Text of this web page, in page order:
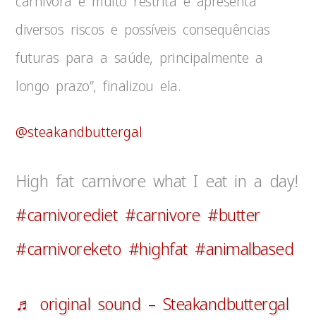
diversos riscos e possíveis consequências
futuras para a saúde, principalmente a
longo prazo”, finalizou ela.
@steakandbuttergal
High fat carnivore what I eat in a day!
#carnivorediet #carnivore #butter
#carnivoreketo #highfat #animalbased
♬ original sound – Steakandbuttergal